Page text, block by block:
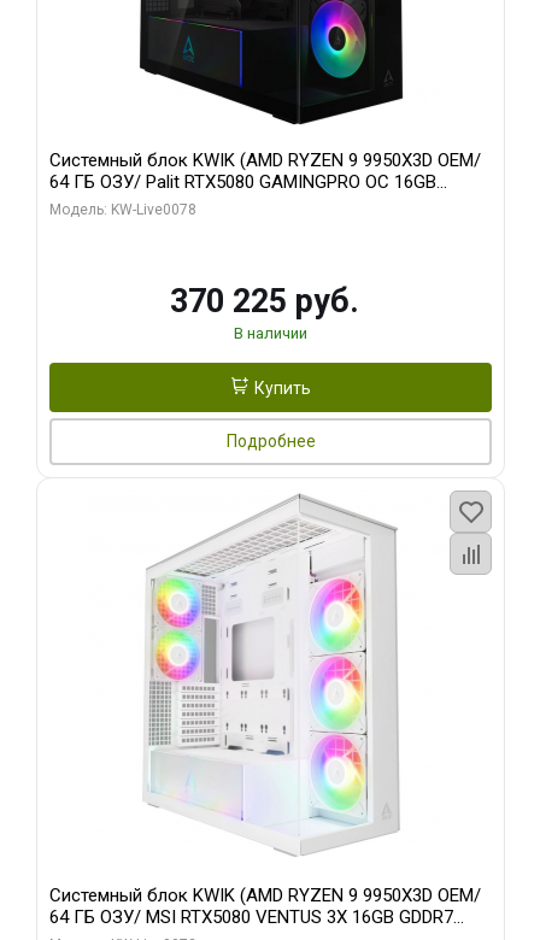
Системный блок KWIK (AMD RYZEN 9 9950X3D OEM/
64 ГБ ОЗУ/ Palit RTX5080 GAMINGPRO OC 16GB
GDDR7 256bit 3xDP HD/ 1 ТБ SSD)
Модель: KW-Live0078
370 225 руб.
В наличии
Купить
Подробнее
Системный блок KWIK (AMD RYZEN 9 9950X3D OEM/
64 ГБ ОЗУ/ MSI RTX5080 VENTUS 3X 16GB GDDR7